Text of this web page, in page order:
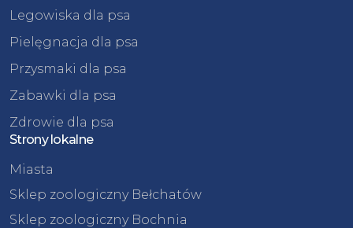
Legowiska dla psa
Pielęgnacja dla psa
Przysmaki dla psa
Zabawki dla psa
Zdrowie dla psa
Strony lokalne
Miasta
Sklep zoologiczny Bełchatów
Sklep zoologiczny Bochnia